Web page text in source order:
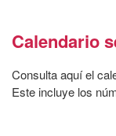
Calendario
Consulta aquí el
Este incluye los